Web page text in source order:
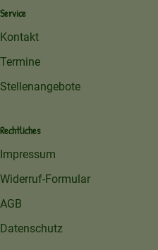
Service
Kontakt
Termine
Stellenangebote
Rechtliches
Impressum
Widerruf-Formular
AGB
Datenschutz